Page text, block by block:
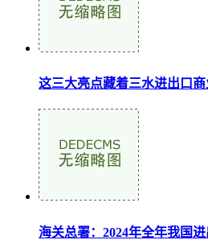
这三大亮点藏着三水进出口
海关总署：2024年全年我国